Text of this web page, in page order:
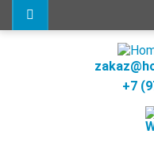
+7